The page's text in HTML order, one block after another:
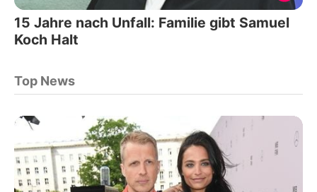
15 Jahre nach Unfall: Familie gibt Samuel
Koch Halt
Top News